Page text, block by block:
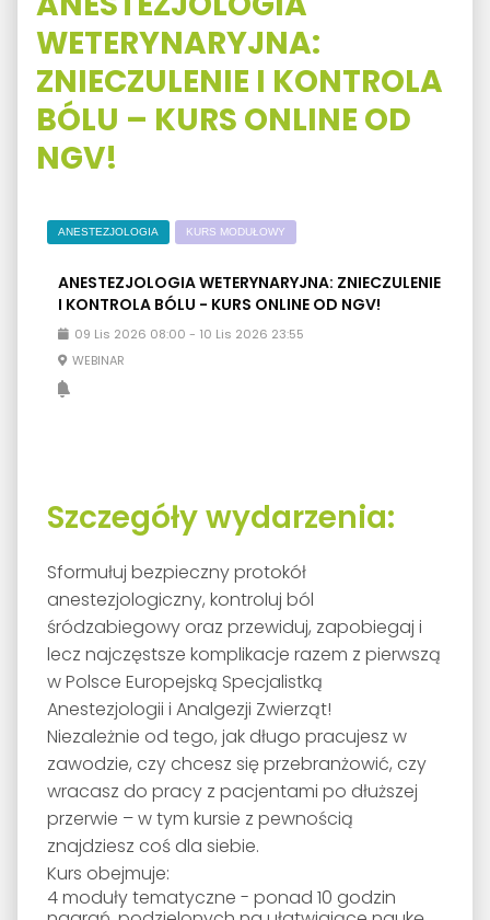
WETERYNARYJNA:
ZNIECZULENIE I KONTROLA
BÓLU – KURS ONLINE OD
NGV!
ANESTEZJOLOGIA KURS MODUŁOWY
ANESTEZJOLOGIA WETERYNARYJNA: ZNIECZULENIE
I KONTROLA BÓLU - KURS ONLINE OD NGV!
09 Lis 2026 08:00 - 10 Lis 2026 23:55
WEBINAR
Szczegóły wydarzenia:
Sformułuj bezpieczny protokół
anestezjologiczny, kontroluj ból
śródzabiegowy oraz przewiduj, zapobiegaj i
lecz najczęstsze komplikacje razem z pierwszą
w Polsce Europejską Specjalistką
Anestezjologii i Analgezji Zwierząt!
Niezależnie od tego, jak długo pracujesz w
zawodzie, czy chcesz się przebranżowić, czy
wracasz do pracy z pacjentami po dłuższej
przerwie – w tym kursie z pewnością
znajdziesz coś dla siebie.
Kurs obejmuje:
4 moduły tematyczne - ponad 10 godzin